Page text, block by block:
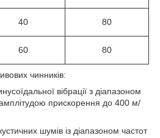
40 80
60 80
чинників:
вібрації з діапазоном
прискорення до 400 м/
шумів із діапазоном частот